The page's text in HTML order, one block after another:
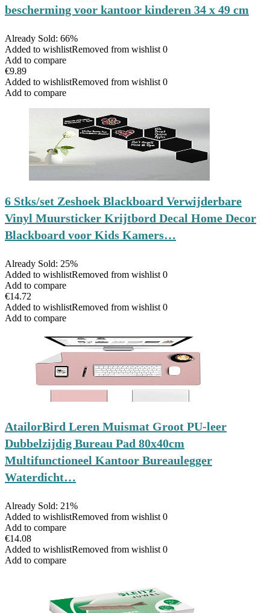
bescherming voor kantoor kinderen 34 x 49 cm
Already Sold: 66%
Added to wishlistRemoved from wishlist 0
Add to compare
€9.89
Added to wishlistRemoved from wishlist 0
Add to compare
6 Stks/set Zeshoek Blackboard Verwijderbare
Vinyl Muursticker Krijtbord Decal Home Decor
Blackboard voor Kids Kamers…
Already Sold: 25%
Added to wishlistRemoved from wishlist 0
Add to compare
€14.72
Added to wishlistRemoved from wishlist 0
Add to compare
AtailorBird Leren Muismat Groot PU-leer
Dubbelzijdig Bureau Pad 80x40cm
Multifunctioneel Kantoor Bureaulegger
Waterdicht…
Already Sold: 21%
Added to wishlistRemoved from wishlist 0
Add to compare
€14.08
Added to wishlistRemoved from wishlist 0
Add to compare